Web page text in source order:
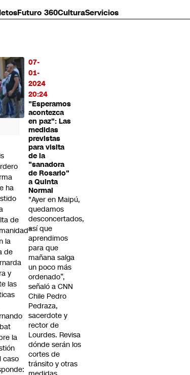
Futuro 360CulturaServicios
07-
01-
2024
20:24
"Esperamos
acontezca
en paz": Las
medidas
previstas
para visita
de la
"sanadora
de Rosario"
a Quinta
Normal
"Ayer en Maipú,
quedamos
desconcertados,
así que
aprendimos
para que
mañana salga
un poco más
ordenado”,
señaló a CNN
Chile Pedro
Pedraza,
sacerdote y
rector de
Lourdes. Revisa
dónde serán los
cortes de
tránsito y otras
ha
de
la
de
y
las
la
caso